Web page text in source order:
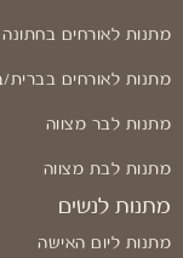
מתנות לאורחים בחתונה
מתנות לאורחים בברית/
מתנות לבר מצווה
מתנות לבת מצווה
מתנות לנשים
מתנות ליום האישה